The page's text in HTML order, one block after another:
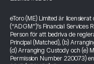
eToro (ME) Limited är
(“ADGM”)’s Financial
Person för att bedriva de
Principal (Matched), (b)
(d) Arranging Custody och (e)
Permission Number 220073)